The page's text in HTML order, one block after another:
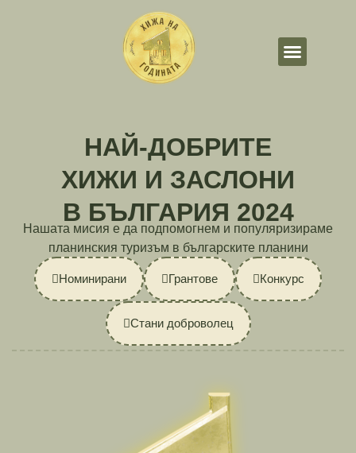
НАЙ-ДОБРИТЕ
ХИЖИ И ЗАСЛОНИ
В БЪЛГАРИЯ 2024
Нашата мисия е да подпомогнем и популяризираме
планинския туризъм в българските планини
Номинирани Грантове Конкурс
Стани доброволец